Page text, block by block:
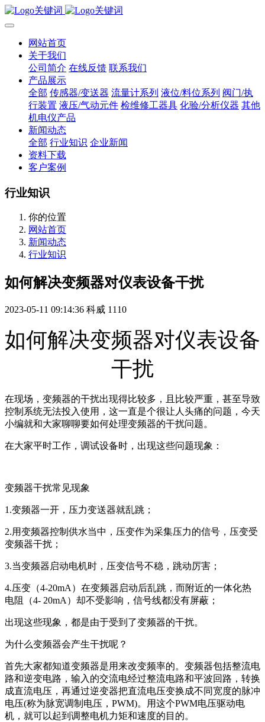
网站首页
关于我们
公司简介 在线反馈 联系我们
产品展示
全部 传感器/变送器 流量计系列 液位/料位系列 阀门/执
行装置 液压/气动元件 检维修工器具 化验/分析仪器 其他
机电仪产品
新闻动态
全部 行业知识 企业新闻
资料下载
客户案例
行业知识
你的位置
网站首页
新闻动态
行业知识
如何解决变频器对仪表设备干扰
2023-05-11 09:14:36 科威 1110
如何解决变频器对仪表设备
干扰
在现场，变频器的干扰出现得比较多，且比较严重，甚至导致
控制系统无法投入使用，这一直是个很让人头痛的问题，今天
小编就和大家聊聊要如何处理变频器的干扰问题。
在大家平时工作，调试设备时，出现这些问题现象：
变频器干扰常见现象
1.变频器一开，压力变送器就乱跳；
2.用变频器控制供水当中，压变作为采集压力的信号，压变受
变频器干扰；
3.当变频器启动电机时，压变信号不稳，跳动厉害；
4.压变（4-20mA）在变频器启动后乱跳，而附近的一体化热
电阻（4- 20mA）却不受影响，信号线都没有屏蔽；
出现这些现象，都是由于受到了变频器的干扰。
为什么变频器会产生干扰呢？
首先大家都知道变频器是用来改变频率的。变频器包括整流电
路和逆变电路，输入的交流电经过整流电路和平波回路，转换
成直流电压，再通过逆变器把直流电压变换成不同宽度的脉冲
电压(称为脉宽调制电压，PWM)。用这个PWM电压驱动电
机，就可以起到调整电机力矩和速度的目的。